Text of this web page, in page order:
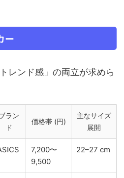
ー
レンド感」の両立が求めら
ラン
ド
価格帯 (円)
主なサイズ
展開
7,200〜
9,500
22–27 cm